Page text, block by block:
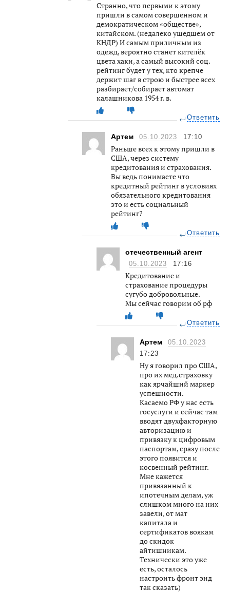
Странно, что первыми к этому
пришли в самом совершенном и
демократическом «обществе»,
китайском. (недалеко ушедшем от
КНДР) И самым приличным из
одежд, вероятно станет кителёк
цвета хаки, а самый высокий соц.
рейтинг будет у тех, кто крепче
держит шаг в строю и быстрее всех
разбирает/собирает автомат
калашникова 1954 г. в.
Ответить
Артем 05.10.2023 17:10
Раньше всех к этому пришли в
США, через систему
кредитования и страхования.
Вы ведь понимаете что
кредитный рейтинг в условиях
обязательного кредитования
это и есть социальный
рейтинг?
Ответить
отечественный агент
05.10.2023 17:16
Кредитование и
страхование процедуры
сугубо добровольные.
Мы сейчас говорим об рф
Ответить
Артем
05.10.2023
17:23
Ну я говорил про США,
про их мед.страховку
как ярчайший маркер
успешности.
Касаемо РФ у нас есть
госуслуги и сейчас там
вводят двухфакторную
авторизацию и
привязку к цифровым
паспортам, сразу после
этого появится и
косвенный рейтинг.
Мне кажется
привязанный к
ипотечным делам, уж
слишком много на них
завели, от мат
капитала и
сертификатов воякам
до скидок
айтишникам.
Технически это уже
есть, осталось
настроить фронт энд
так сказать)